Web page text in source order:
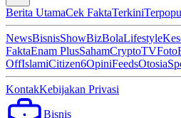
Berita UtamaCek FaktaTerkini
NewsBisnisShowBizBolaLifestyle
FaktaEnam PlusSahamCryptoTVFoto
OffIslamiCitizen6OpiniFeedsOtosia
KontakKebijakan Privasi
Bisnis